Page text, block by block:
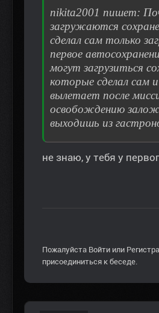
nikita2001 пишет:
загружаются
сделал сам только
первое
могут загрузиться
которые сделал сам
вылетает после
освобождению
выходишь из
не знаю, у тебя у
Пожалуйста Войти или
присоединиться к беседе.